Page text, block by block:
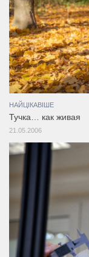
НАЙЦІКАВІШЕ
Тучка… как живая
21.05.2006